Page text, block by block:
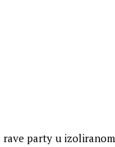
rave party u